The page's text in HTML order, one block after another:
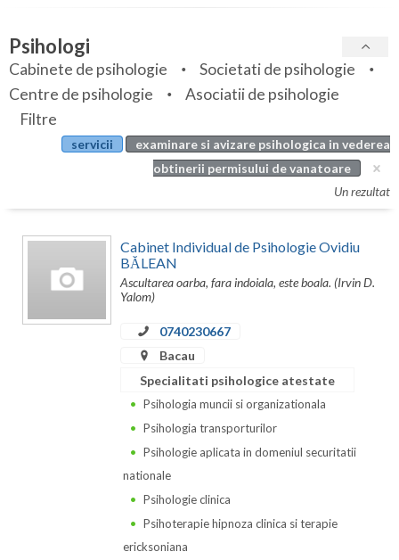
Bihor
Bistrita-Nasaud
Botosani
Bucuresti
Buzau
Specialitati
Servicii
Articole
Evenimente
Psihologi
Cabinete de psihologie
Societati de psihologie
Centre de psihologie
Asociatii de psihologie
Filtre
servicii
examinare si avizare psihologica in vederea
obtinerii permisului de vanatoare
Un rezultat
Cabinet Individual de Psihologie Ovidiu
BĂLEAN
Ascultarea oarba, fara indoiala, este boala. (Irvin D.
Yalom)
0740230667
Bacau
Specialitati psihologice atestate
Psihologia muncii si organizationala
Psihologia transporturilor
Psihologie aplicata in domeniul securitatii
nationale
Psihologie clinica
Psihoterapie hipnoza clinica si terapie
ericksoniana